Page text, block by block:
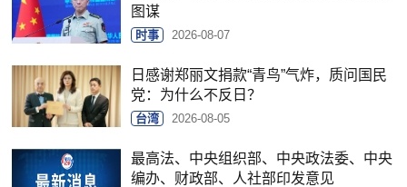
图谋
时事 2026-08-07
日感谢郑丽文捐款“青鸟”气炸，质问国民
党：为什么不反日？
台湾 2026-08-05
最高法、中央组织部、中央政法委、中央
编办、财政部、人社部印发意见